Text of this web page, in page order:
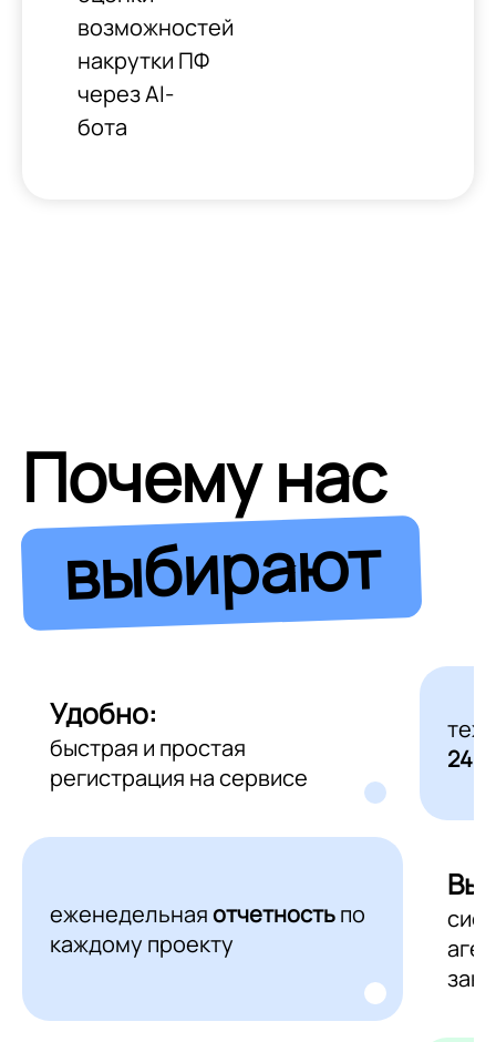
возможностей
накрутки ПФ
через AI-
бота
Почему нас
выбирают
Удобно:
быстрая и простая
регистрация на сервисе
24/7
еженедельнаяотчетностьпо
каждому проекту